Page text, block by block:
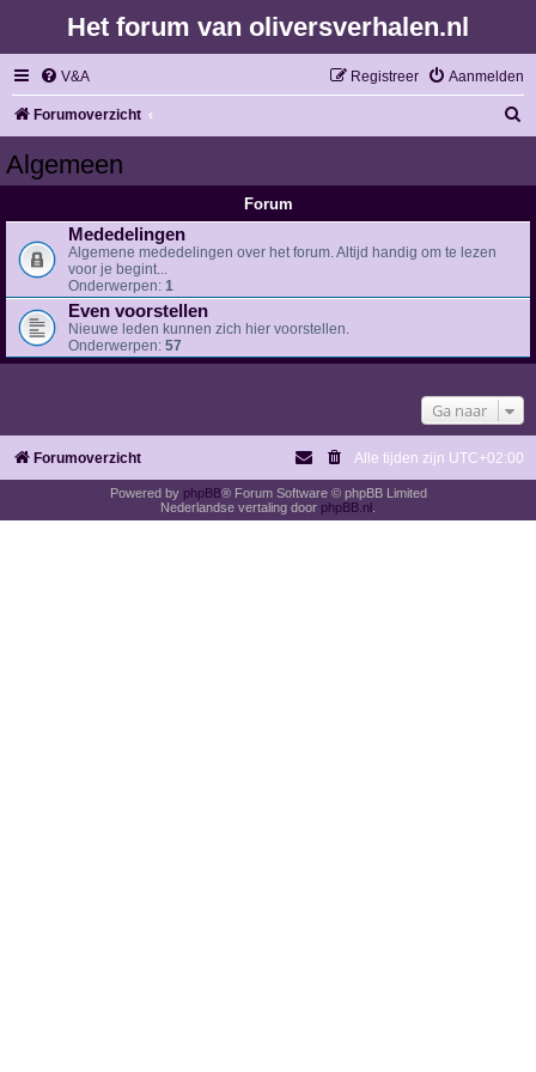
Het forum van oliversverhalen.nl
V&A Aanmelden
Registreer
Forumoverzicht
Algemeen
Forum
Mededelingen
Algemene mededelingen over het forum. Altijd handig om te lezen
voor je begint...
Onderwerpen: 1
Even voorstellen
Nieuwe leden kunnen zich hier voorstellen.
Onderwerpen: 57
Ga naar
Forumoverzicht Alle tijden zijn UTC+02:00
Powered by phpBB® Forum Software © phpBB Limited
Nederlandse vertaling door phpBB.nl